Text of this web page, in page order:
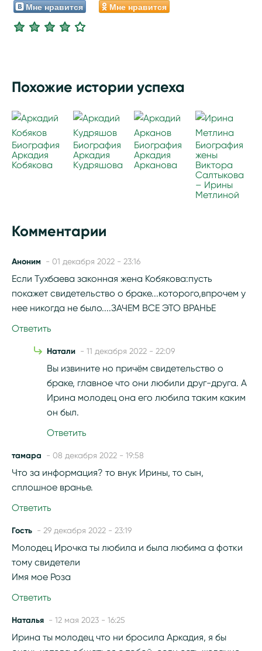
Мне нравится Мне нравится
Похожие истории успеха
Биография
Аркадия
Кобякова
Биография
Аркадия
Кудряшова
Биография
Аркадия
Арканова
Биография
жены
Виктора
Салтыкова
– Ирины
Метлиной
Комментарии
Аноним - 01 декабря 2022 - 23:16
Если Тухбаева законная жена Кобякова:пусть
покажет свидетельство о браке...которого,впрочем у
нее никогда не было....ЗАЧЕМ ВСЕ ЭТО ВРАНЬЕ
Ответить
Натали - 11 декабря 2022 - 22:09
Вы извините но причём свидетельство о
браке, главное что они любили друг-друга. А
Ирина молодец она его любила таким каким
он был.
Ответить
тамара - 08 декабря 2022 - 19:58
Что за информация? то внук Ирины, то сын,
сплошное вранье.
Ответить
Гость - 29 декабря 2022 - 23:19
Молодец Ирочка ты любила и была любима а фотки
тому свидетели
Имя мое Роза
Ответить
Наталья - 12 мая 2023 - 16:25
Ирина ты молодец что ни бросила Аркадия, я бы